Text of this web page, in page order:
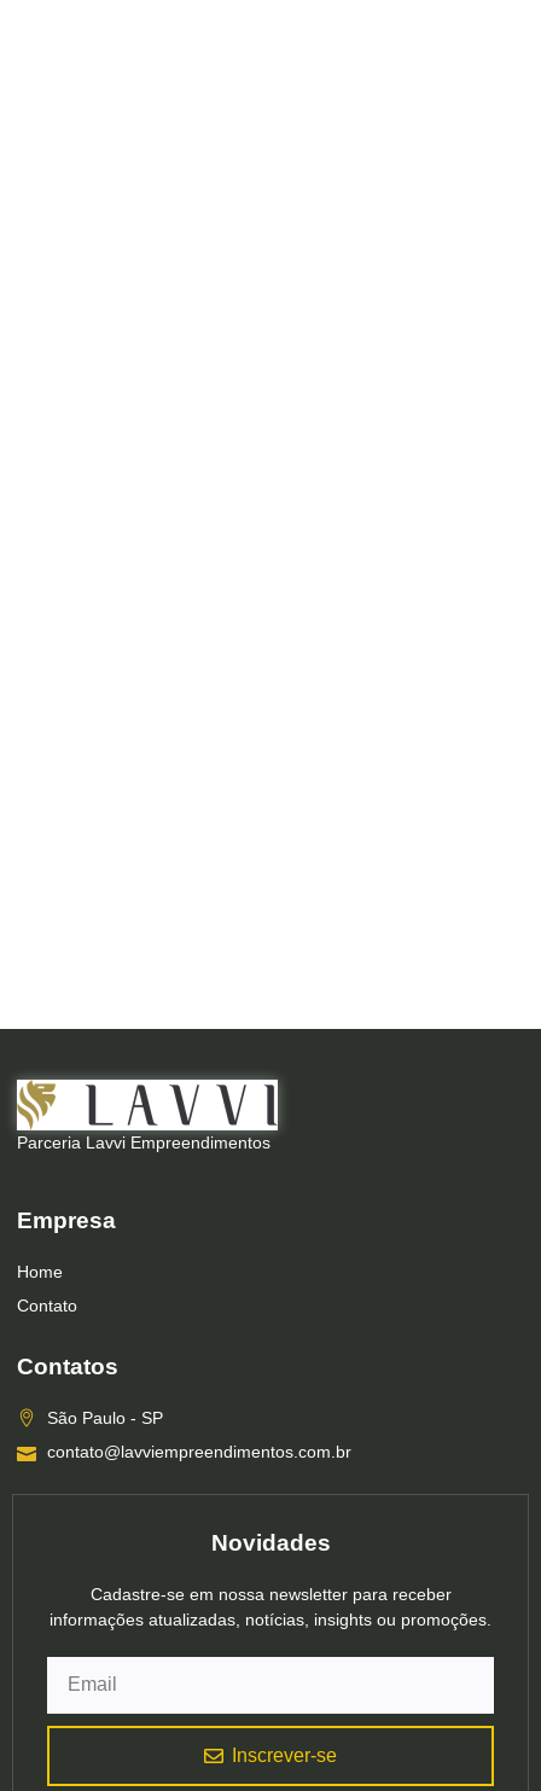
Parceria Lavvi Empreendimentos
Empresa
Home
Contato
Contatos
São Paulo - SP
contato@lavviempreendimentos.com.br
Novidades
Cadastre-se em nossa newsletter para receber
informações atualizadas, notícias, insights ou promoções.
Inscrever-se